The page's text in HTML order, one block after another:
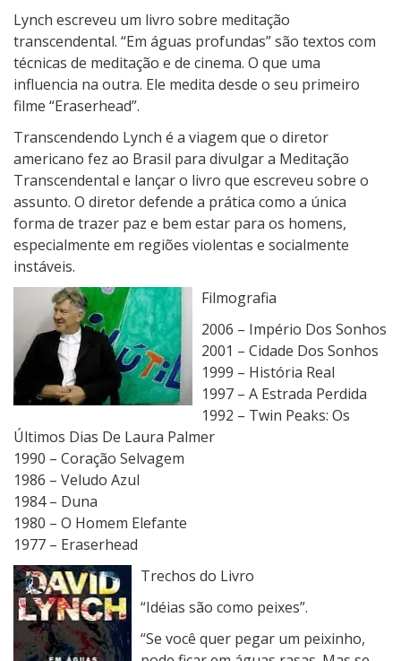
Lynch escreveu um livro sobre meditação
transcendental. “Em águas profundas” são textos com
técnicas de meditação e de cinema. O que uma
influencia na outra. Ele medita desde o seu primeiro
filme “Eraserhead”.
Transcendendo Lynch é a viagem que o diretor
americano fez ao Brasil para divulgar a Meditação
Transcendental e lançar o livro que escreveu sobre o
assunto. O diretor defende a prática como a única
forma de trazer paz e bem estar para os homens,
especialmente em regiões violentas e socialmente
instáveis.
Filmografia
2006 – Império Dos Sonhos
2001 – Cidade Dos Sonhos
1999 – História Real
1997 – A Estrada Perdida
1992 – Twin Peaks: Os
Últimos Dias De Laura Palmer
1990 – Coração Selvagem
1986 – Veludo Azul
1984 – Duna
1980 – O Homem Elefante
1977 – Eraserhead
Trechos do Livro
“Idéias são como peixes”.
“Se você quer pegar um peixinho,